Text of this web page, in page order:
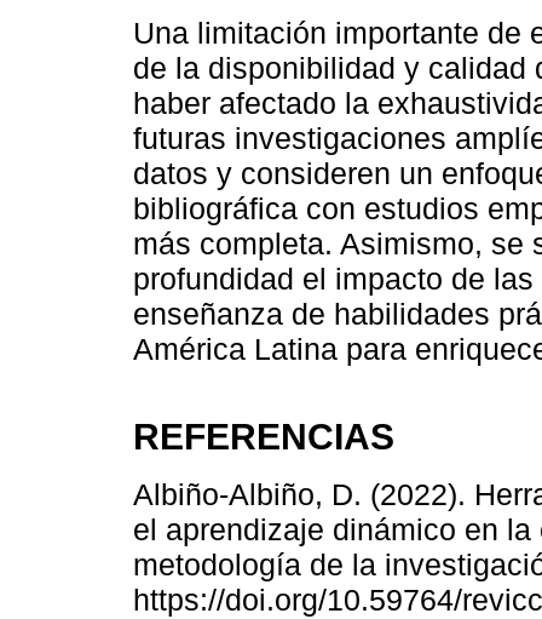
Una limitación importante de
de la disponibilidad y calidad
haber afectado la
futuras investigaciones
datos y consideren un
bibliográfica con estudios
más completa. Asimismo, se
profundidad el impacto de
enseñanza de habilidades
América Latina para
REFERENCIAS
Albiño-Albiño, D. (2022).
el aprendizaje dinámico en
metodología de la
https://doi.org/10.59764/